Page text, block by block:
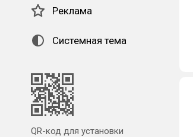
Реклама
Системная тема
QR-код для установки